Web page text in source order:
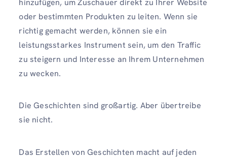
hinzufügen, um Zuschauer direkt zu Ihrer Website
oder bestimmten Produkten zu leiten. Wenn sie
richtig gemacht werden, können sie ein
leistungsstarkes Instrument sein, um den Traffic
zu steigern und Interesse an Ihrem Unternehmen
zu wecken.
Die Geschichten sind großartig. Aber übertreibe
sie nicht.
Das Erstellen von Geschichten macht auf jeden